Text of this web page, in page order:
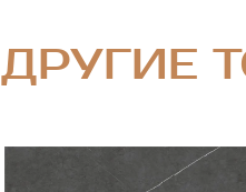
ДРУГИЕ